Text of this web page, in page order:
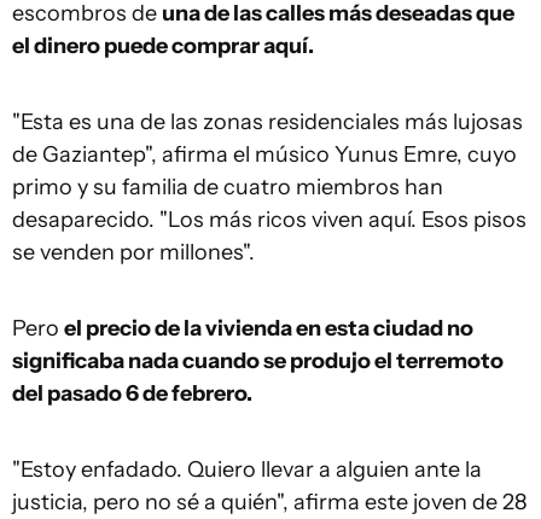
escombros de una de las calles más deseadas que
el dinero puede comprar aquí.
"Esta es una de las zonas residenciales más lujosas
de Gaziantep", afirma el músico Yunus Emre, cuyo
primo y su familia de cuatro miembros han
desaparecido. "Los más ricos viven aquí. Esos pisos
se venden por millones".
Pero el precio de la vivienda en esta ciudad no
significaba nada cuando se produjo el terremoto
del pasado 6 de febrero.
"Estoy enfadado. Quiero llevar a alguien ante la
justicia, pero no sé a quién", afirma este joven de 28